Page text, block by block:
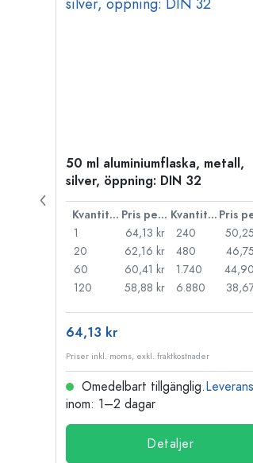
50 ml aluminiumflaska, metall,
silver, öppning: DIN 32
Kvantitet Pris per styck Kvantitet
1
64,13 kr
20
62,16 kr
60
60,41 kr
120
58,88 kr
240
480
1.740
6.880
64,13 kr
Priser inkl. moms, exkl. fraktkostnader
Omedelbart tillgänglig.
inom: 1–2 dagar
Detaljer